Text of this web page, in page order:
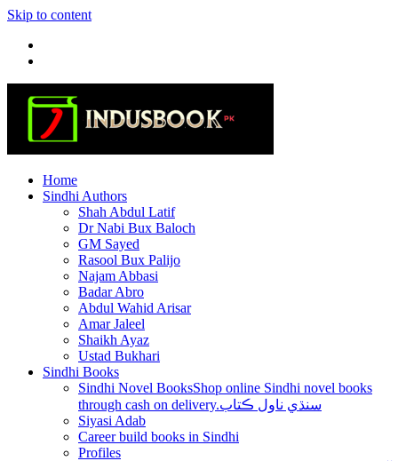
Skip to content
Home
Sindhi Authors
Shah Abdul Latif
Dr Nabi Bux Baloch
GM Sayed
Rasool Bux Palijo
Najam Abbasi
Badar Abro
Abdul Wahid Arisar
Amar Jaleel
Shaikh Ayaz
Ustad Bukhari
Sindhi Books
Sindhi Novel BooksShop online Sindhi novel books
through cash on delivery.سنڌي ناول ڪتاب
Siyasi Adab
Career build books in Sindhi
Profiles